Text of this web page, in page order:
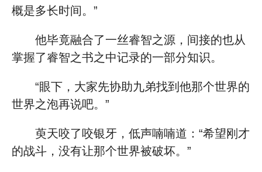
概是多长时间。”
他毕竟融合了一丝睿智之源，间接的也从
掌握了睿智之书之中记录的一部分知识。
“眼下，大家先协助九弟找到他那个世界的
世界之泡再说吧。”
萸天咬了咬银牙，低声喃喃道：“希望刚才
的战斗，没有让那个世界被破坏。”